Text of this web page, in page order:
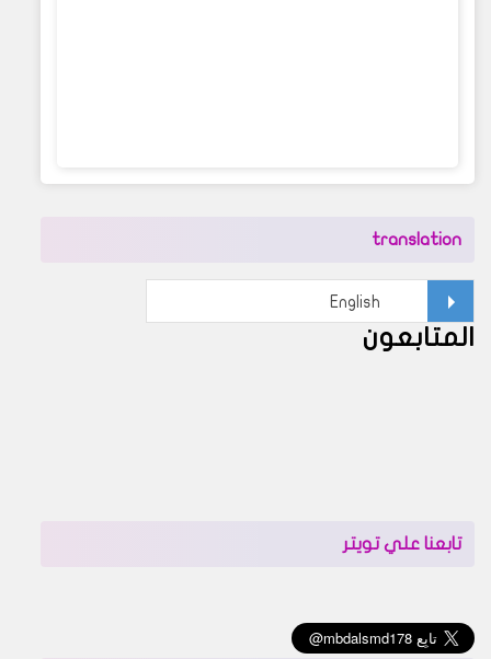
translation
المتابعون
تابعنا علي تويتر